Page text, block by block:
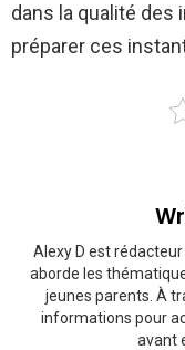
dans la qualité des
préparer ces
Alexy D est
aborde les
jeunes parents. À
informations pour
avant